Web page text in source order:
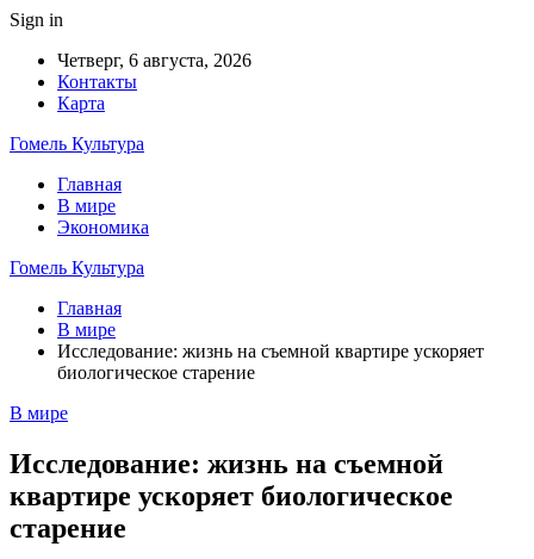
Sign in
Четверг, 6 августа, 2026
Контакты
Карта
Гомель Культура
Главная
В мире
Экономика
Гомель Культура
Главная
В мире
Исследование: жизнь на съемной квартире ускоряет
биологическое старение
В мире
Исследование: жизнь на съемной
квартире ускоряет биологическое
старение